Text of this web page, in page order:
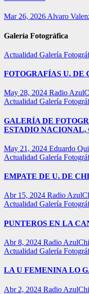
Mar 26, 2026 Alvaro
Galería Fotográfica
Actualidad Galería
FOTOGRAFÍAS U. DE
May 28, 2024 Radio
Actualidad Galería
GALERÍA DE
ESTADIO
May 21, 2024 Eduardo
Actualidad Galería
EMPATE DE U. DE
Abr 15, 2024 Radio
Actualidad Galería
PUNTEROS EN LA
Abr 8, 2024 Radio
Actualidad Galería
LA U FEMENINA LO
Abr 2, 2024 Radio